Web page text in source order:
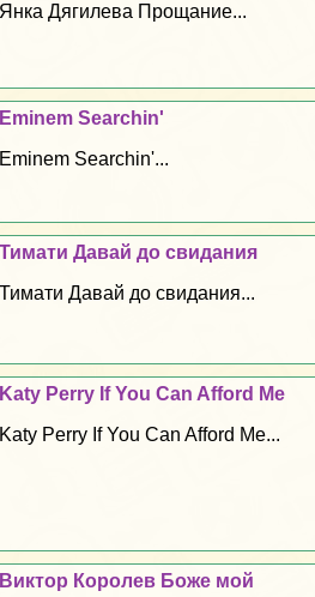
Янка Дягилева Прощание...
Eminem Searchin'
Eminem Searchin'...
Тимати Давай до свидания
Тимати Давай до свидания...
Katy Perry If You Can Afford Me
Katy Perry If You Can Afford Me...
Виктор Королев Боже мой